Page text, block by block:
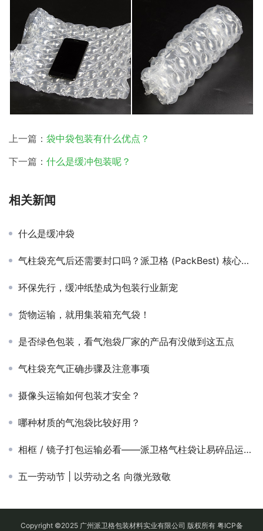
上一篇： 袋中袋包装有什么优点？
下一篇： 什么是缓冲包装呢？
相关新闻
什么是缓冲袋
气柱袋充气后还需要封口吗？派卫格 (PackBest) 核心防漏气技术揭秘
环保先行，缓冲纸垫成为包装行业新宠
货物运输，就用集装箱充气袋！
是否绿色包装，看气泡袋厂家的产品有没做到这五点
气柱袋充气正确步骤及注意事项
摄像头运输如何包装才安全？
哪种材质的气泡袋比较好用？
相框 / 镜子打包运输必看——派卫格气柱袋让易碎品运输化险为夷！
五一劳动节 | 以劳动之名 向微光致敬
Copyright ©2025 广州派卫格包装材料实业有限公司 版权所有 粤ICP备